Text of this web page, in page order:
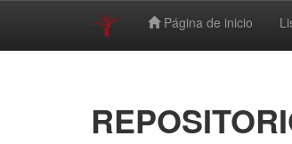
Página de inicio